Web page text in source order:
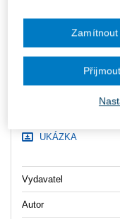
ks
UKÁZKA
Vydavatel
Autor